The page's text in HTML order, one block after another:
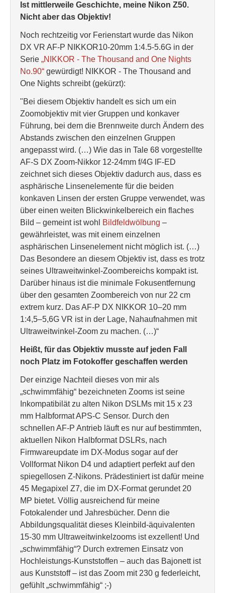
Ist mittlerweile Geschichte, meine Nikon Z50.
Nicht aber das Objektiv!
Noch rechtzeitig vor Ferienstart wurde das Nikon
DX VR AF-P NIKKOR10-20mm 1:4.5-5.6G in der
Serie „NIKKOR - The Thousand and One Nights
No.90“ gewürdigt! NIKKOR - The Thousand and
One Nights schreibt (gekürzt):
"Bei diesem Objektiv handelt es sich um ein
Zoomobjektiv mit vier Gruppen und konkaver
Führung, bei dem die Brennweite durch Ändern des
Abstands zwischen den einzelnen Gruppen
angepasst wird. (…) Wie das in Tale 68 vorgestellte
AF-S DX Zoom-Nikkor 12-24mm f/4G IF-ED
zeichnet sich dieses Objektiv dadurch aus, dass es
asphärische Linsenelemente für die beiden
konkaven Linsen der ersten Gruppe verwendet, was
über einen weiten Blickwinkelbereich ein flaches
Bild – gemeint ist wohl
Bildfeldwölbung –
gewährleistet, was mit einem einzelnen
asphärischen Linsenelement nicht möglich ist. (…)
Das Besondere an diesem Objektiv ist, dass es trotz
seines Ultraweitwinkel-Zoombereichs kompakt ist.
Darüber hinaus ist die minimale Fokusentfernung
über den gesamten Zoombereich von nur 22 cm
extrem kurz. Das AF-P DX NIKKOR 10–20 mm
1:4,5–5,6G VR ist in der Lage, Nahaufnahmen mit
Ultraweitwinkel-Zoom zu machen. (…)“
Heißt, für das Objektiv musste auf jeden Fall
noch Platz im Fotokoffer geschaffen werden
Der einzige Nachteil dieses von mir als
„schwimmfähig“ bezeichneten Zooms ist seine
Inkompatibilät zu alten Nikon DSLMs mit 15 x 23
mm Halbformat APS-C Sensor. Durch den
schnellen AF-P Antrieb läuft es nur auf bestimmten,
aktuellen Nikon Halbformat DSLRs, nach
Firmwareupdate im DX-Modus sogar auf der
Vollformat Nikon D4 und adaptiert perfekt auf den
spiegellosen Z-Nikons. Prädestiniert ist dafür meine
45 Megapixel Z7, die im DX-Format gerundet 20
MP bietet. Völlig ausreichend für meine
Fotokalender und Jahresbücher. Denn die
Abbildungsqualität dieses Kleinbild-äquivalenten
15-30 mm Ultraweitwinkelzooms ist exzellent! Und
„schwimmfähig“? Durch extremen Einsatz von
Hochleistungs-Kunststoffen – auch das Bajonett ist
aus Kunststoff – ist das Zoom mit 230 g federleicht,
gefühlt „schwimmfähig“ ;-)